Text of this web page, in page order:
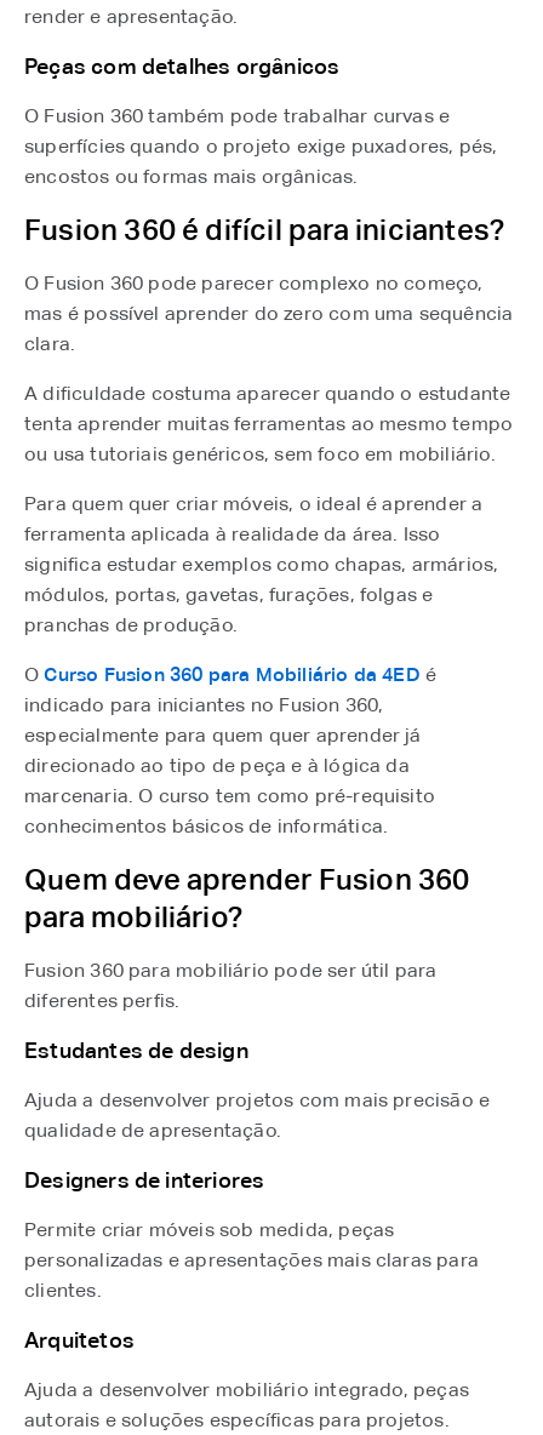
render e apresentação.
Peças com detalhes orgânicos
O Fusion 360 também pode trabalhar curvas e
superfícies quando o projeto exige puxadores, pés,
encostos ou formas mais orgânicas.
Fusion 360 é difícil para iniciantes?
O Fusion 360 pode parecer complexo no começo,
mas é possível aprender do zero com uma sequência
clara.
A dificuldade costuma aparecer quando o estudante
tenta aprender muitas ferramentas ao mesmo tempo
ou usa tutoriais genéricos, sem foco em mobiliário.
Para quem quer criar móveis, o ideal é aprender a
ferramenta aplicada à realidade da área. Isso
significa estudar exemplos como chapas, armários,
módulos, portas, gavetas, furações, folgas e
pranchas de produção.
OCurso Fusion 360 para Mobiliário da 4ED é
indicado para iniciantes no Fusion 360,
especialmente para quem quer aprender já
direcionado ao tipo de peça e à lógica da
marcenaria. O curso tem como pré-requisito
conhecimentos básicos de informática.
Quem deve aprender Fusion 360
para mobiliário?
Fusion 360 para mobiliário pode ser útil para
diferentes perfis.
Estudantes de design
Ajuda a desenvolver projetos com mais precisão e
qualidade de apresentação.
Designers de interiores
Permite criar móveis sob medida, peças
personalizadas e apresentações mais claras para
clientes.
Arquitetos
Ajuda a desenvolver mobiliário integrado, peças
autorais e soluções específicas para projetos.